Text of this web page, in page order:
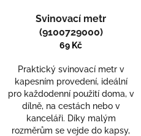
Svinovací metr
(9100729000)
69 Kč
Praktický svinovací metr v
kapesním provedení, ideální
pro každodenní použití doma, v
dílně, na cestách nebo v
kanceláři. Díky malým
rozměrům se vejde do kapsy,